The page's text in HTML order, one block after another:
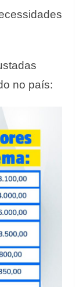
no país: